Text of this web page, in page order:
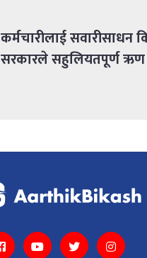
कर्मचारीलाई सवारीसाधन
सरकारले सहुलियतपूर्ण ऋण